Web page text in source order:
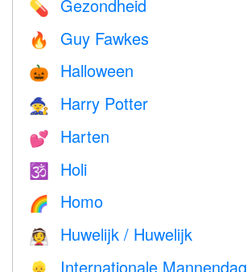
💊 Gezondheid
🔥 Guy Fawkes
🎃 Halloween
🧙 Harry Potter
💕 Harten
🕉 Holi
🌈 Homo
👰 Huwelijk / Huwelijk
Internationale Mannendag